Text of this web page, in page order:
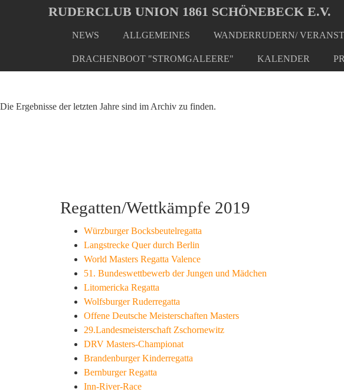
Oops, an error occurred! Code: 202608081122295e1bb3ef
main
RUDERCLUB UNION 1861 SCHÖNEBECK E.V.
NEWS ALLGEMEINES WANDERRUDERN/
DRACHENBOOT "STROMGALEERE" KALENDER
here:
Die Ergebnisse der letzten Jahre sind im Archiv zu finden.
Regatten/Wettkämpfe 2019
Würzburger Bocksbeutelregatta
Langstrecke Quer durch Berlin
World Masters Regatta Valence
51. Bundeswettbewerb der Jungen und Mädchen
Litomericka Regatta
Wolfsburger Ruderregatta
Offene Deutsche Meisterschaften Masters
29.Landesmeisterschaft Zschornewitz
DRV Masters-Championat
Brandenburger Kinderregatta
Bernburger Regatta
Inn-River-Race